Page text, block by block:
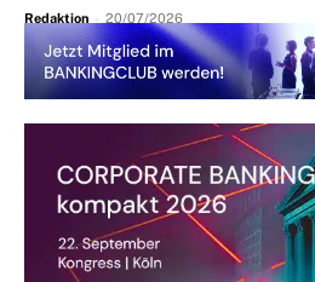
Redaktion - 20/07/2026